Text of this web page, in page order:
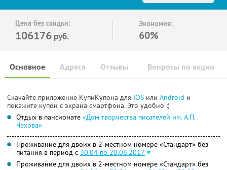
Цена без скидки:
106176 руб.
Экономия:
60%
Основное Отзывы Вопросы по акции
Адреса
Скачайте приложение КупиКупона для IOS или Android и
покажите купон с экрана смартфона. Это удобно :)
Отдых в пансионате «Дом творчества писателей им. А.П.
Чехова»
Проживание для двоих в 2-местном номере «Стандарт» без
питания в период с 30.04 по 20.06.2017
Проживание для двоих в 2-местном номере «Стандарт» без